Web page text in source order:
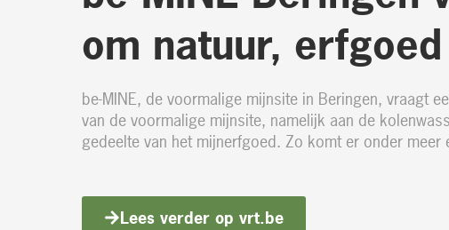
om natuur,
be-MINE, de voormalige mijnsite in Beringen, vraagt
van de voormalige mijnsite, namelijk aan de
gedeelte van het mijnerfgoed. Zo komt er onder
Lees verder op vrt.be